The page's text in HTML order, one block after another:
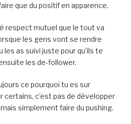
que du positif en apparence.
respect mutuel que le tout va
les gens vont se rendre
les as suivi juste pour qu’ils te
les de-follower.
ce pourquoi tu es sur
certains, c’est pas de développer
simplement faire du pushing.